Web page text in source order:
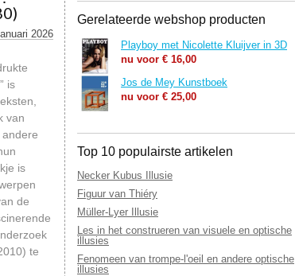
2026
is
van
is
de
te
Gerelateerde webshop producten
Playboy met Nicolette Kluijver in 3D
nu voor € 16,00
Jos de Mey Kunstboek
nu voor € 25,00
Top 10 populairste artikelen
Necker Kubus Illusie
Figuur van Thiéry
Müller-Lyer Illusie
Les in het construeren van visuele en optische
illusies
Fenomeen van trompe-l'oeil en andere optische
illusies